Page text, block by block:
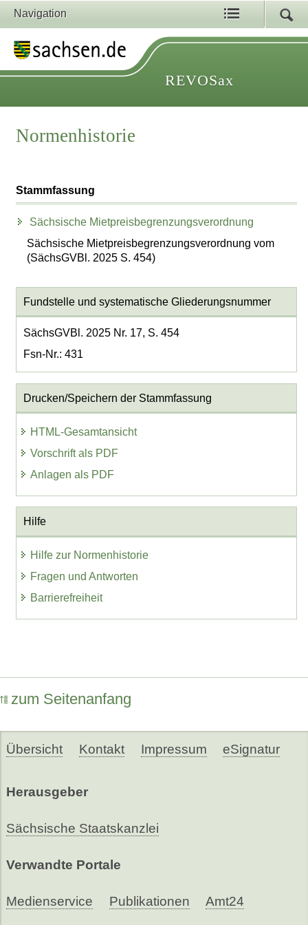
Navigation
REVOSax
Normenhistorie
Stammfassung
Sächsische Mietpreisbegrenzungsverordnung
Sächsische Mietpreisbegrenzungsverordnung vom
(SächsGVBl. 2025 S. 454)
Fundstelle und systematische Gliederungsnummer
SächsGVBl. 2025 Nr. 17, S. 454
Fsn-Nr.: 431
Drucken/Speichern der Stammfassung
HTML-Gesamtansicht
Vorschrift als PDF
Anlagen als PDF
Hilfe
Hilfe zur Normenhistorie
Fragen und Antworten
Barrierefreiheit
zum Seitenanfang
Übersicht Kontakt Impressum eSignatur
Herausgeber
Sächsische Staatskanzlei
Verwandte Portale
Medienservice Publikationen Amt24